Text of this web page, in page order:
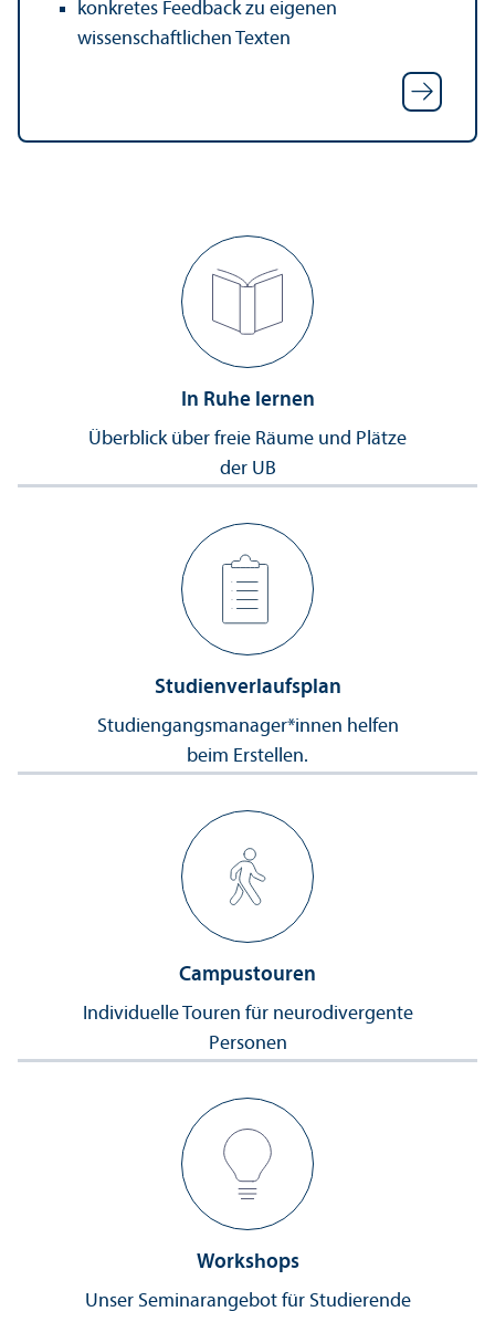
konkretes Feedback zu eigenen
wissenschaft­lichen Texten
In Ruhe lernen
Über­blick über freie Räume und Plätze
der UB
Studien­verlaufs­plan
Studien­gangs­manager*innen helfen
beim Erstellen.
Campustouren
Individuelle Touren für neurodivergente
Personen
Workshops
Unser Seminarangebot für Studierende